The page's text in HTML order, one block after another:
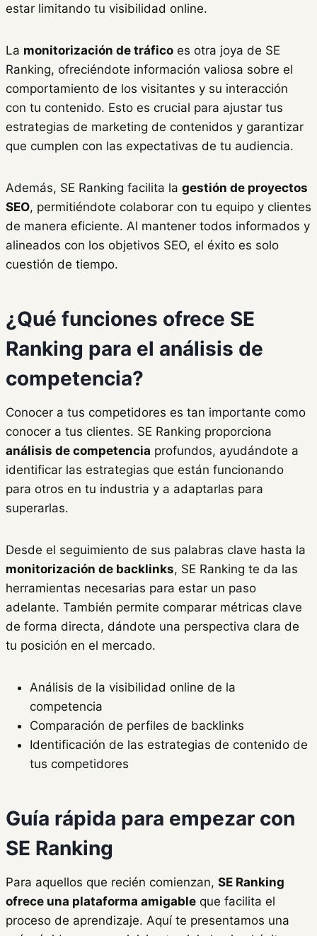
estar limitando tu visibilidad online.
La monitorización de tráfico es otra joya de SE
Ranking, ofreciéndote información valiosa sobre el
comportamiento de los visitantes y su interacción
con tu contenido. Esto es crucial para ajustar tus
estrategias de marketing de contenidos y garantizar
que cumplen con las expectativas de tu audiencia.
Además, SE Ranking facilita la gestión de proyectos
SEO, permitiéndote colaborar con tu equipo y clientes
de manera eficiente. Al mantener todos informados y
alineados con los objetivos SEO, el éxito es solo
cuestión de tiempo.
¿Qué funciones ofrece SE
Ranking para el análisis de
competencia?
Conocer a tus competidores es tan importante como
conocer a tus clientes. SE Ranking proporciona
análisis de competencia profundos, ayudándote a
identificar las estrategias que están funcionando
para otros en tu industria y a adaptarlas para
superarlas.
Desde el seguimiento de sus palabras clave hasta la
monitorización de backlinks, SE Ranking te da las
herramientas necesarias para estar un paso
adelante. También permite comparar métricas clave
de forma directa, dándote una perspectiva clara de
tu posición en el mercado.
Análisis de la visibilidad online de la
competencia
Comparación de perfiles de backlinks
Identificación de las estrategias de contenido de
tus competidores
Guía rápida para empezar con
SE Ranking
Para aquellos que recién comienzan, SE Ranking
ofrece una plataforma amigable que facilita el
proceso de aprendizaje. Aquí te presentamos una